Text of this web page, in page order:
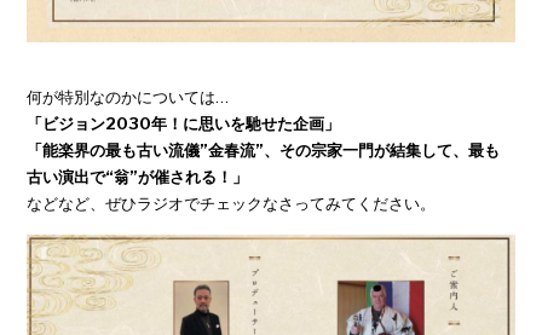
何が特別なのかについては…
「ビジョン2030年！に思いを馳せた企画」
「能楽界の最も古い流儀”金春流”、その宗家一門が結集して、最も
古い演出で“翁”が催される！」
などなど、ぜひラジオでチェックなさってみてください。